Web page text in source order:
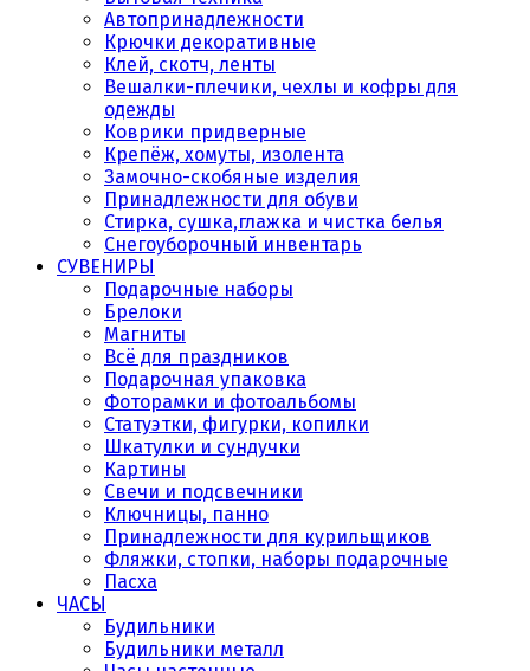
Автопринадлежности
Крючки декоративные
Клей, скотч, ленты
Вешалки-плечики, чехлы и кофры для
одежды
Коврики придверные
Крепёж, хомуты, изолента
Замочно-скобяные изделия
Принадлежности для обуви
Стирка, сушка,глажка и чистка белья
Снегоуборочный инвентарь
СУВЕНИРЫ
Подарочные наборы
Брелоки
Магниты
Всё для праздников
Подарочная упаковка
Фоторамки и фотоальбомы
Статуэтки, фигурки, копилки
Шкатулки и сундучки
Картины
Свечи и подсвечники
Ключницы, панно
Принадлежности для курильщиков
Фляжки, стопки, наборы подарочные
Пасха
ЧАСЫ
Будильники
Будильники металл